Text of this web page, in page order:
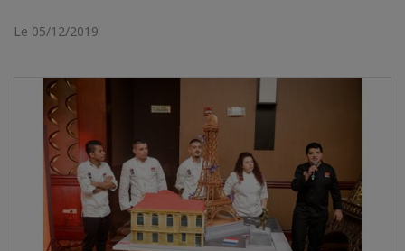
Le 05/12/2019